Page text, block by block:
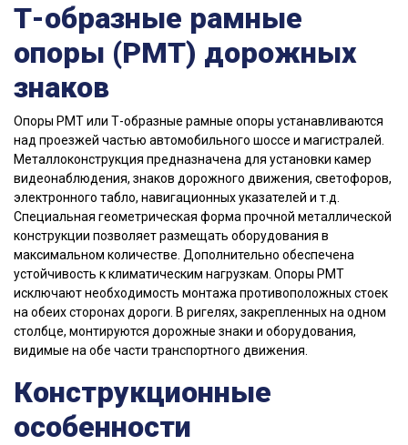
Т-образные рамные
опоры (РМТ) дорожных
знаков
Опоры РМТ или Т-образные рамные опоры устанавливаются
над проезжей частью автомобильного шоссе и магистралей.
Металлоконструкция предназначена для установки камер
видеонаблюдения, знаков дорожного движения, светофоров,
электронного табло, навигационных указателей и т.д.
Специальная геометрическая форма прочной металлической
конструкции позволяет размещать оборудования в
максимальном количестве. Дополнительно обеспечена
устойчивость к климатическим нагрузкам. Опоры РМТ
исключают необходимость монтажа противоположных стоек
на обеих сторонах дороги. В ригелях, закрепленных на одном
столбце, монтируются дорожные знаки и оборудования,
видимые на обе части транспортного движения.
Конструкционные
особенности